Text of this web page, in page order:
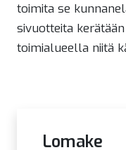
toimita se
sivuotteita
toimialueella niitä
Lomake